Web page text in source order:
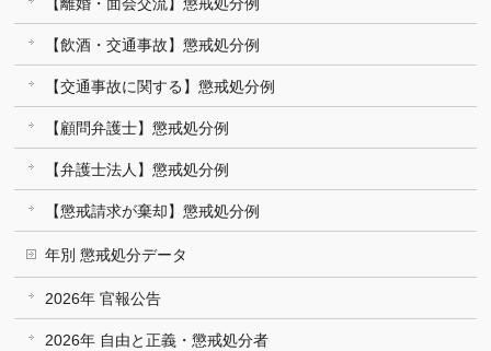
【離婚・面会交流】懲戒処分例
【飲酒・交通事故】懲戒処分例
【交通事故に関する】懲戒処分例
【顧問弁護士】懲戒処分例
【弁護士法人】懲戒処分例
【懲戒請求が棄却】懲戒処分例
年別 懲戒処分データ
2026年 官報公告
2026年 自由と正義・懲戒処分者